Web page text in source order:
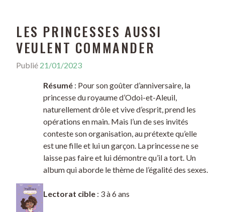
LES PRINCESSES AUSSI
VEULENT COMMANDER
Publié 21/01/2023
Résumé : Pour son goûter d’anniversaire, la
princesse du royaume d’Odoi-et-Aleuil,
naturellement drôle et vive d’esprit, prend les
opérations en main. Mais l’un de ses invités
conteste son organisation, au prétexte qu’elle
est une fille et lui un garçon. La princesse ne se
laisse pas faire et lui démontre qu’il a tort. Un
album qui aborde le thème de l’égalité des sexes.
Lectorat cible : 3 à 6 ans